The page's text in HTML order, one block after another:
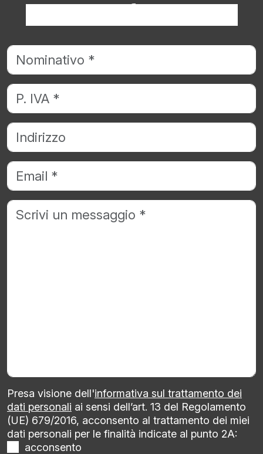
Richiedi informazioni
Presa visione dell'informativa sul trattamento dei
dati personali ai sensi dell’art. 13 del Regolamento
(UE) 679/2016, acconsento al trattamento dei miei
dati personali per le finalità indicate al punto 2A:
acconsento